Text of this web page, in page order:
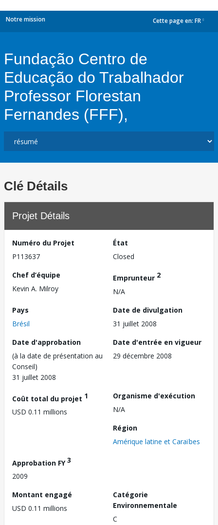
Notre mission Cette page en: FR
Fundação Centro de
Educação do Trabalhador
Professor Florestan
Fernandes (FFF),
Clé Détails
Projet Détails
Numéro du Projet
P113637
État
Closed
Chef d’équipe
Kevin A. Milroy
Emprunteur 2
N/A
Pays
Brésil
Date de divulgation
31 juillet 2008
Date d'approbation
(à la date de présentation au
Conseil)
31 juillet 2008
Date d'entrée en vigueur
29 décembre 2008
Coût total du projet 1
USD 0.11 millions
Organisme d'exécution
N/A
Région
Amérique latine et Caraïbes
Approbation FY3
2009
Montant engagé
USD 0.11 millions
Catégorie
Environnementale
C